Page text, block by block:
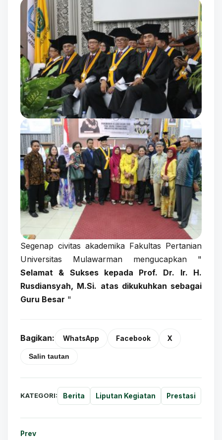
Segenap civitas akademika Fakultas Pertanian
Universitas Mulawarman mengucapkan "
Selamat & Sukses kepada Prof. Dr. Ir. H.
Rusdiansyah, M.Si. atas dikukuhkan sebagai
Guru Besar "
Bagikan: WhatsApp Facebook X
Salin tautan
KATEGORI: Berita Liputan Kegiatan Prestasi
Prev